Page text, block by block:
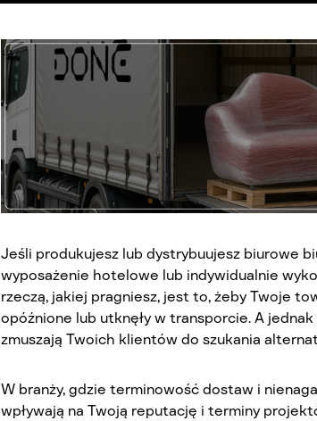
Jeśli produkujesz lub dystrybuujesz biurowe
wyposażenie hotelowe lub indywidualnie
rzeczą, jakiej pragniesz, jest to, żeby Twoje
opóźnione lub utknęły w transporcie. A
zmuszają Twoich klientów do szukania
W branży, gdzie terminowość dostaw i
wpływają na Twoją reputację i terminy